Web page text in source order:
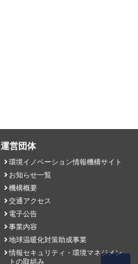
運営団体
環境イノベーション情報機構サイト
お知らせ一覧
機構概要
交通アクセス
電子公告
事業内容
地球温暖化対策助成事業
情報セキュリティ・環境マネジメン
トの取組み